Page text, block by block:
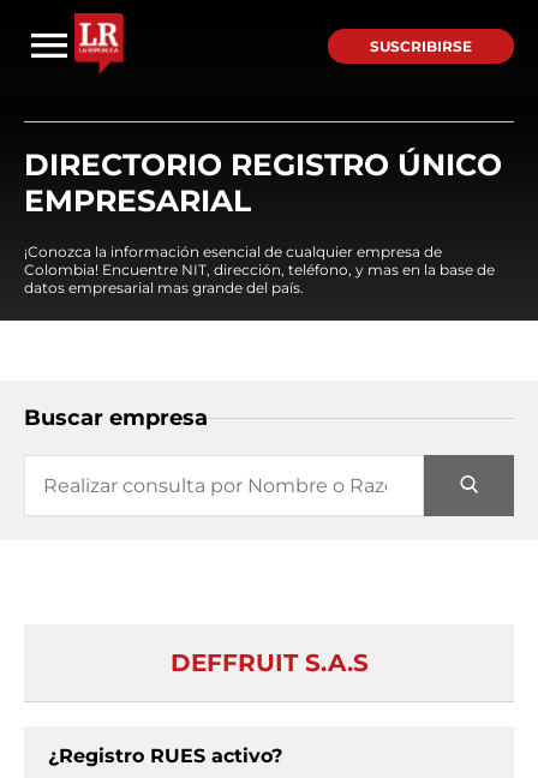
SUSCRIBIRSE
DIRECTORIO REGISTRO ÚNICO
EMPRESARIAL
¡Conozca la información esencial de cualquier empresa de
Colombia! Encuentre NIT, dirección, teléfono, y mas en la base de
datos empresarial mas grande del país.
Buscar empresa
DEFFRUIT S.A.S
¿Registro RUES activo?